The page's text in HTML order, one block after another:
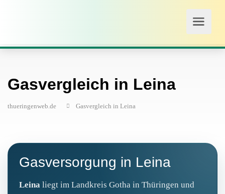
Gasvergleich in Leina
thueringenweb.de Gasvergleich in Leina
Gasversorgung in Leina
Leina liegt im Landkreis Gotha in Thüringen und